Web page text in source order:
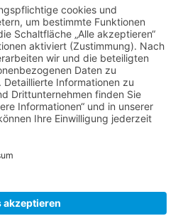
Flächen neue
werden können